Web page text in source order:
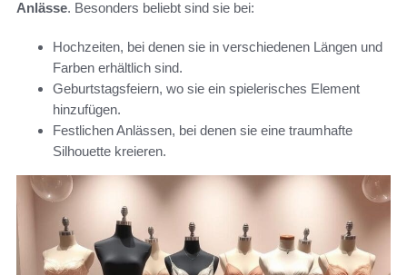
Anlässe. Besonders beliebt sind sie bei:
Hochzeiten, bei denen sie in verschiedenen Längen und
Farben erhältlich sind.
Geburtstagsfeiern, wo sie ein spielerisches Element
hinzufügen.
Festlichen Anlässen, bei denen sie eine traumhafte
Silhouette kreieren.